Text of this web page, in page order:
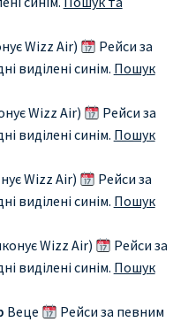
Wizz Air)
Рейси за
виділені синім. Пошук
Wizz Air)
Рейси за
виділені синім. Пошук
Wizz Air)
Рейси за
виділені синім. Пошук
Wizz Air)
Рейси за
виділені синім. Пошук
Веце
Рейси за певним